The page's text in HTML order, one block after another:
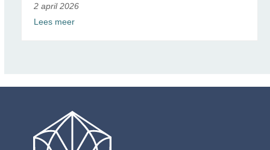
2 april 2026
Lees meer